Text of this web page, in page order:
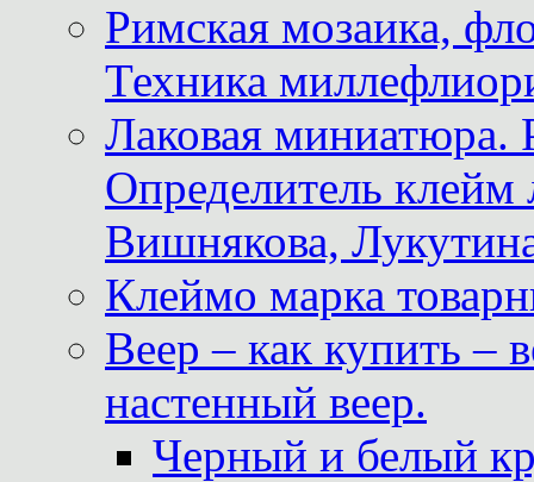
Римская мозаика,
Техника
Лаковая миниатюра.
Определитель
Вишнякова,
Клеймо марка
Веер – как купить –
настенный веер.
Черный и белый